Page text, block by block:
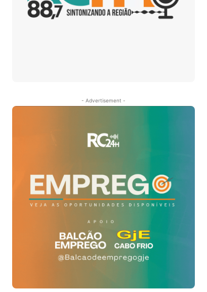
- Advertisement -